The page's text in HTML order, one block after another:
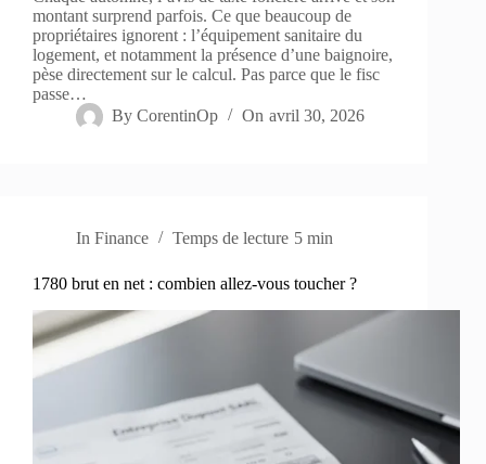
montant surprend parfois. Ce que beaucoup de
propriétaires ignorent : l’équipement sanitaire du
logement, et notamment la présence d’une baignoire,
pèse directement sur le calcul. Pas parce que le fisc
passe…
By CorentinOp On avril 30, 2026
In Finance Temps de lecture 5 min
1780 brut en net : combien allez-vous toucher ?